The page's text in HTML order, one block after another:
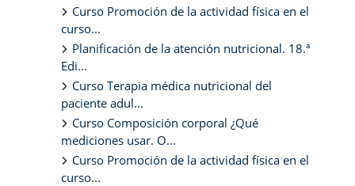
Curso Promoción de la actividad física en el
curso...
Planificación de la atención nutricional. 18.ª
Edi...
Curso Terapia médica nutricional del
paciente adul...
Curso Composición corporal ¿Qué
mediciones usar. O...
Curso Promoción de la actividad física en el
curso...